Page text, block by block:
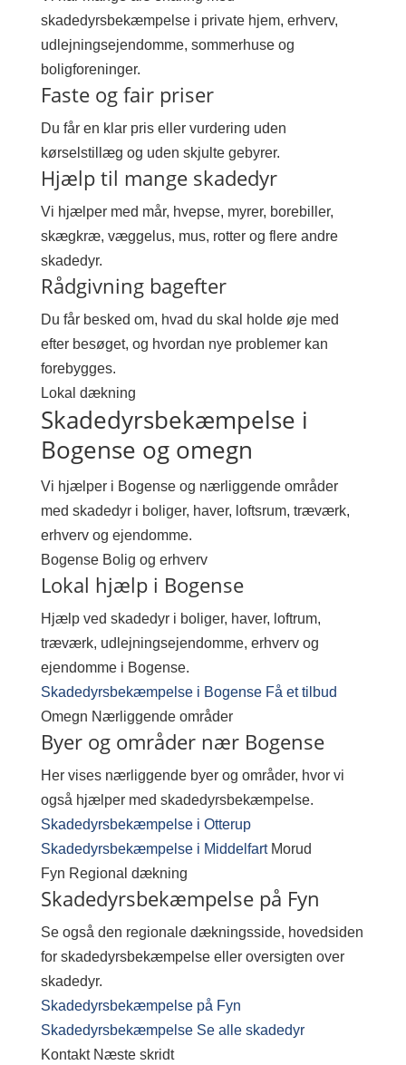
skadedyrsbekæmpelse i private hjem, erhverv,
udlejningsejendomme, sommerhuse og
boligforeninger.
Faste og fair priser
Du får en klar pris eller vurdering uden
kørselstillæg og uden skjulte gebyrer.
Hjælp til mange skadedyr
Vi hjælper med mår, hvepse, myrer, borebiller,
skægkræ, væggelus, mus, rotter og flere andre
skadedyr.
Rådgivning bagefter
Du får besked om, hvad du skal holde øje med
efter besøget, og hvordan nye problemer kan
forebygges.
Lokal dækning
Skadedyrsbekæmpelse i
Bogense og omegn
Vi hjælper i Bogense og nærliggende områder
med skadedyr i boliger, haver, loftsrum, træværk,
erhverv og ejendomme.
Bogense Bolig og erhverv
Lokal hjælp i Bogense
Hjælp ved skadedyr i boliger, haver, loftrum,
træværk, udlejningsejendomme, erhverv og
ejendomme i Bogense.
Skadedyrsbekæmpelse i Bogense Få et tilbud
Omegn Nærliggende områder
Byer og områder nær Bogense
Her vises nærliggende byer og områder, hvor vi
også hjælper med skadedyrsbekæmpelse.
Skadedyrsbekæmpelse i Otterup
Skadedyrsbekæmpelse i Middelfart Morud
Fyn Regional dækning
Skadedyrsbekæmpelse på Fyn
Se også den regionale dækningsside, hovedsiden
for skadedyrsbekæmpelse eller oversigten over
skadedyr.
Skadedyrsbekæmpelse på Fyn
Skadedyrsbekæmpelse Se alle skadedyr
Kontakt Næste skridt